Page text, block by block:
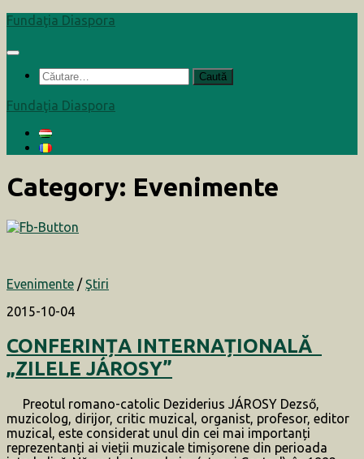
Skip
content
Fundaţia Diaspora
Caută
după:
Fundaţia Diaspora
Category: Evenimente
Evenimente /Ştiri
2015-10-04
CONFERINȚA INTERNAȚIONALĂ
„ZILELE JÁROSY”
Preotul romano-catolic Deziderius JÁROSY Dezső,
muzicolog, dirijor, critic muzical, organist, profesor, editor
muzical, este considerat unul din cei mai importanți
reprezentanți ai vieții muzicale timișorene din perioada